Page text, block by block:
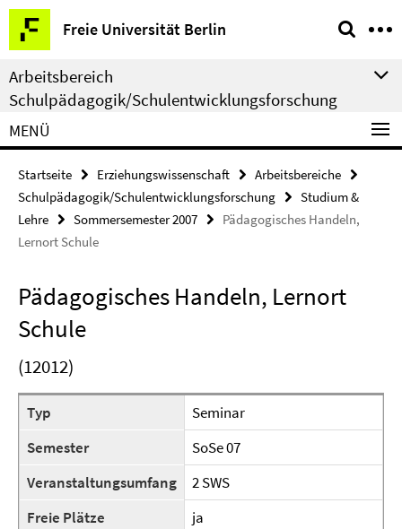
Springe
direkt
zu
Inhalt
Freie Universität Berlin
Service-
Navigation
Arbeitsbereich
Schulpädagogik/Schulentwicklungsforschung
MENÜ
Startseite Erziehungswissenschaft
Arbeitsbereiche
Schulpädagogik/Schulentwicklungsforschung
Studium &
Lehre
Sommersemester 2007
Pädagogisches Handeln,
Lernort Schule
Pädagogisches Handeln, Lernort
Schule
(12012)
Typ
Seminar
Semester
SoSe 07
Veranstaltungsumfang
2 SWS
Freie Plätze
ja